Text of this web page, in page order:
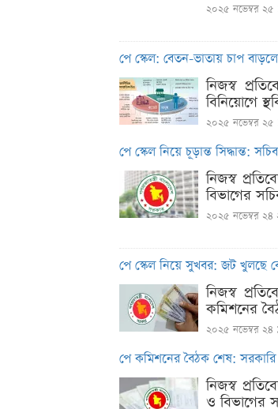
২০২৫ নভেম্বর
পে স্কেল: বেতন-ভাতায় চাপ
নিজস্ব
বিনিয়োগে
২০২৫ নভেম্বর
পে স্কেল নিয়ে চূড়ান্ত সিদ্ধান্ত:
নিজস্ব
বিভাগের
২০২৫ নভেম্বর
পে স্কেল নিয়ে সুখবর: জট খুলছে
নিজস্ব
কমিশনের
২০২৫ নভেম্বর
পে কমিশনের বৈঠক শেষ:
নিজস্ব
ও বিভাগের